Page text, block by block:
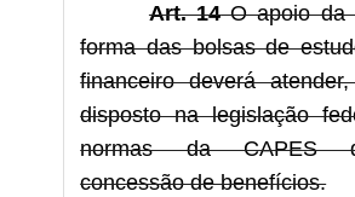
Art. 14O apoio da
forma das bolsas de
financeiro deverá
disposto na legislação
normas da CAPES
concessão de benefícios.